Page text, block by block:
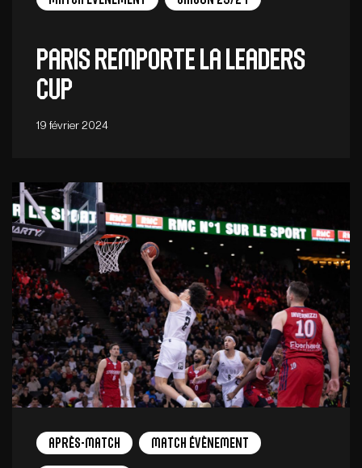
Paris remporte la Leaders
Cup
19 février 2024
Après-match Match Évènement